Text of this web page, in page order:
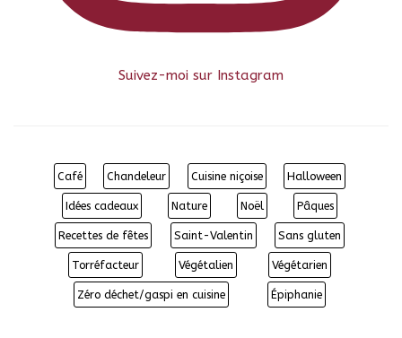
Suivez-moi sur Instagram
Café Chandeleur Cuisine niçoise Halloween
Idées cadeaux Nature Noël Pâques
Recettes de fêtes Saint-Valentin Sans gluten
Torréfacteur Végétalien Végétarien
Zéro déchet/gaspi en cuisine Épiphanie